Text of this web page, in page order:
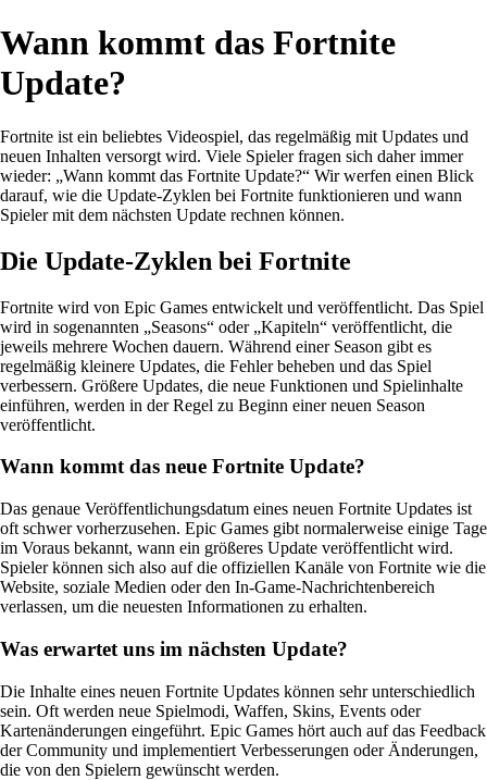
Wann kommt das Fortnite
Update?
Fortnite ist ein beliebtes Videospiel, das regelmäßig mit Updates und
neuen Inhalten versorgt wird. Viele Spieler fragen sich daher immer
wieder: „Wann kommt das Fortnite Update?“ Wir werfen einen Blick
darauf, wie die Update-Zyklen bei Fortnite funktionieren und wann
Spieler mit dem nächsten Update rechnen können.
Die Update-Zyklen bei Fortnite
Fortnite wird von Epic Games entwickelt und veröffentlicht. Das Spiel
wird in sogenannten „Seasons“ oder „Kapiteln“ veröffentlicht, die
jeweils mehrere Wochen dauern. Während einer Season gibt es
regelmäßig kleinere Updates, die Fehler beheben und das Spiel
verbessern. Größere Updates, die neue Funktionen und Spielinhalte
einführen, werden in der Regel zu Beginn einer neuen Season
veröffentlicht.
Wann kommt das neue Fortnite Update?
Das genaue Veröffentlichungsdatum eines neuen Fortnite Updates ist
oft schwer vorherzusehen. Epic Games gibt normalerweise einige Tage
im Voraus bekannt, wann ein größeres Update veröffentlicht wird.
Spieler können sich also auf die offiziellen Kanäle von Fortnite wie die
Website, soziale Medien oder den In-Game-Nachrichtenbereich
verlassen, um die neuesten Informationen zu erhalten.
Was erwartet uns im nächsten Update?
Die Inhalte eines neuen Fortnite Updates können sehr unterschiedlich
sein. Oft werden neue Spielmodi, Waffen, Skins, Events oder
Kartenänderungen eingeführt. Epic Games hört auch auf das Feedback
der Community und implementiert Verbesserungen oder Änderungen,
die von den Spielern gewünscht werden.